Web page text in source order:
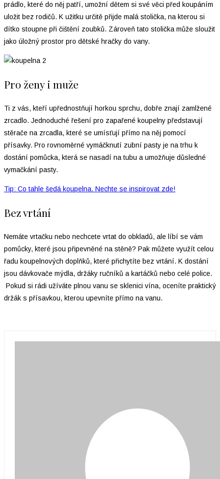
prádlo, které do něj patří, umožní dětem si své věci před koupáním
uložit bez rodičů. K užitku určitě přijde malá stolička, na kterou si
dítko stoupne při čištění zoubků. Zároveň tato stolička může sloužit
jako úložný prostor pro dětské hračky do vany.
Pro ženy i muže
Ti z vás, kteří upřednostňují horkou sprchu, dobře znají zamlžené
zrcadlo. Jednoduché řešení pro zapařené koupelny představují
stěrače na zrcadla, které se umísťují přímo na něj pomocí
přísavky. Pro rovnoměrné vymáčknutí zubní pasty je na trhu k
dostání pomůcka, která se nasadí na tubu a umožňuje důsledné
vymačkání pasty.
Tip: Co tahle šedá koupelna. Nechte se inspirovat zde!
Bez vrtání
Nemáte vrtačku nebo nechcete vrtat do obkladů, ale líbí se vám
pomůcky, které jsou připevněné na stěně? Pak můžete využít celou
řadu koupelnových doplňků, které přichytíte bez vrtání. K dostání
jsou dávkovače mýdla, držáky ručníků a kartáčků nebo celé police.
Pokud si rádi užíváte plnou vanu se sklenici vína, oceníte praktický
držák s přísavkou, kterou upevníte přímo na vanu.